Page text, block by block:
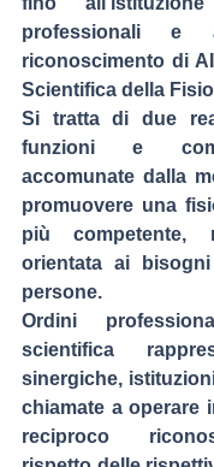
professionali e
riconoscimento di
Scientifica della
Si tratta di due
funzioni e
promuovere una
più competente,
orientata ai
persone.
Ordini
scientifica
sinergiche,
chiamate a operare
reciproco